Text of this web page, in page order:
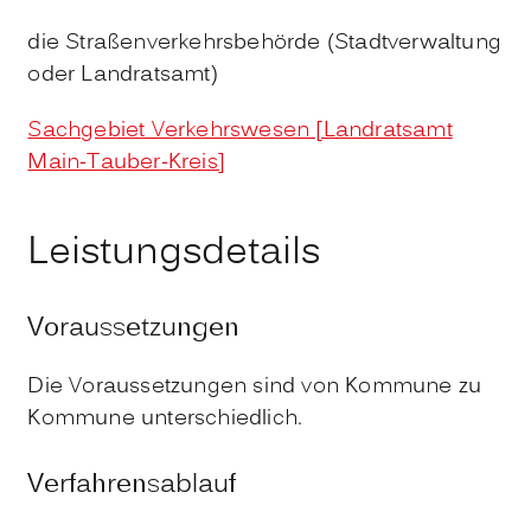
die Straßenverkehrsbehörde (Stadtverwaltung
oder Landratsamt)
Sachgebiet Verkehrswesen [Landratsamt
Main-Tauber-Kreis]
Leistungsdetails
Voraussetzungen
Die Voraussetzungen sind von Kommune zu
Kommune unterschiedlich.
Verfahrensablauf